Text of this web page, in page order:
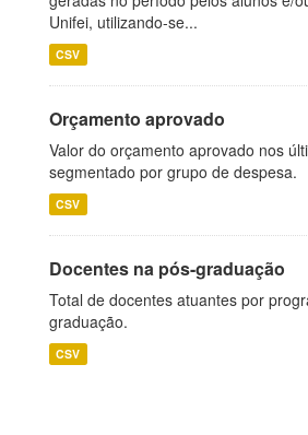
Unifei, utilizando-se...
CSV
Orçamento aprovado
Valor do orçamento aprovado nos
segmentado por grupo de despesa.
CSV
Docentes na pós-graduação
Total de docentes atuantes por
graduação.
CSV